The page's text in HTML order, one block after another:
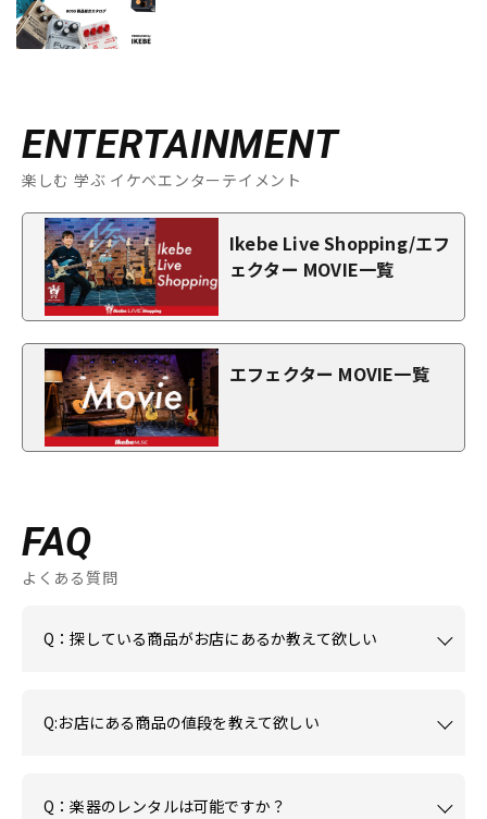
ENTERTAINMENT
楽しむ 学ぶ イケベエンターテイメント
Ikebe Live Shopping/エフ
ェクター MOVIE一覧
エフェクター MOVIE一覧
FAQ
よくある質問
Q：探している商品がお店にあるか教えて欲しい
Q:お店にある商品の値段を教えて欲しい
Q：楽器のレンタルは可能ですか？